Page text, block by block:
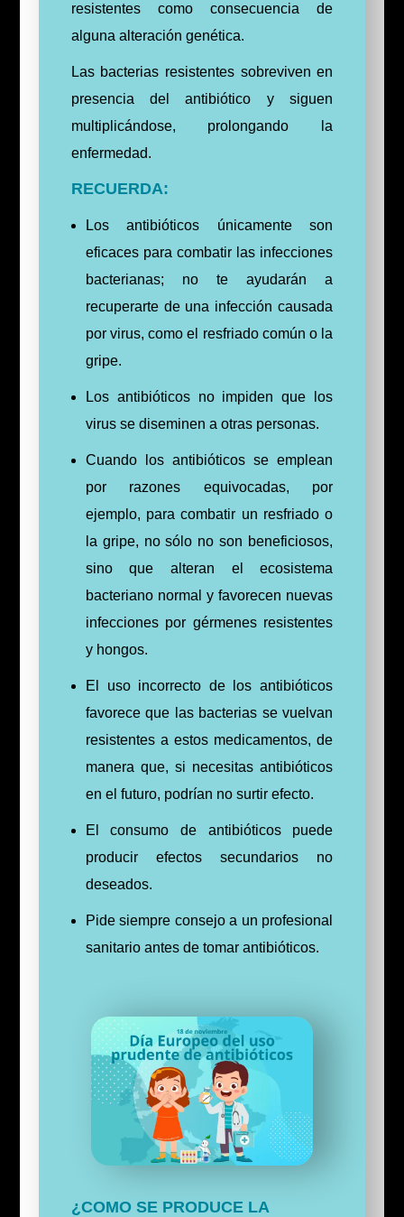
resistentes como consecuencia de
alguna alteración genética.
Las bacterias resistentes sobreviven en
presencia del antibiótico y siguen
multiplicándose, prolongando la
enfermedad.
RECUERDA:
Los antibióticos únicamente son
eficaces para combatir las infecciones
bacterianas; no te ayudarán a
recuperarte de una infección causada
por virus, como el resfriado común o la
gripe.
Los antibióticos no impiden que los
virus se diseminen a otras personas.
Cuando los antibióticos se emplean
por razones equivocadas, por
ejemplo, para combatir un resfriado o
la gripe, no sólo no son beneficiosos,
sino que alteran el ecosistema
bacteriano normal y favorecen nuevas
infecciones por gérmenes resistentes
y hongos.
El uso incorrecto de los antibióticos
favorece que las bacterias se vuelvan
resistentes a estos medicamentos, de
manera que, si necesitas antibióticos
en el futuro, podrían no surtir efecto.
El consumo de antibióticos puede
producir efectos secundarios no
deseados.
Pide siempre consejo a un profesional
sanitario antes de tomar antibióticos.
¿COMO SE PRODUCE LA